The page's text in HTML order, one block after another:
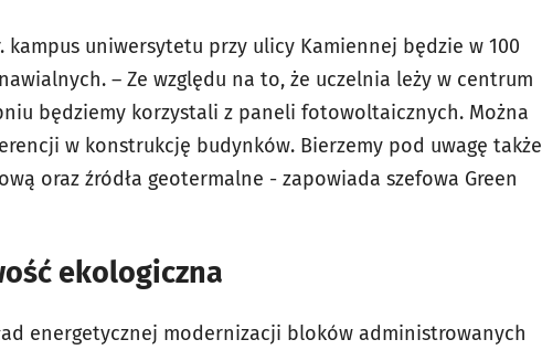
kampus uniwersytetu przy ulicy Kamiennej będzie w 100
– Ze względu na to, że uczelnia leży w centrum
będziemy korzystali z paneli fotowoltaicznych. Można
w konstrukcję budynków. Bierzemy pod uwagę także
oraz źródła geotermalne - zapowiada szefowa Green
ekologiczna
energetycznej modernizacji bloków administrowanych